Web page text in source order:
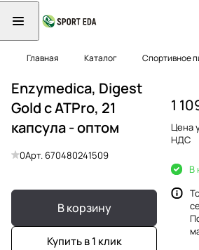
Главная Каталог Спортивное
Enzymedica, Digest
Gold с ATPro, 21
капсула - оптом
0Арт.670480241509
В корзину
Купить в 1 клик
1
Цена
НДС
В